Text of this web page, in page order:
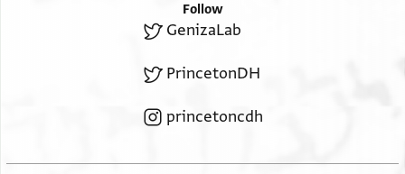
Follow
GenizaLab
PrincetonDH
princetoncdh